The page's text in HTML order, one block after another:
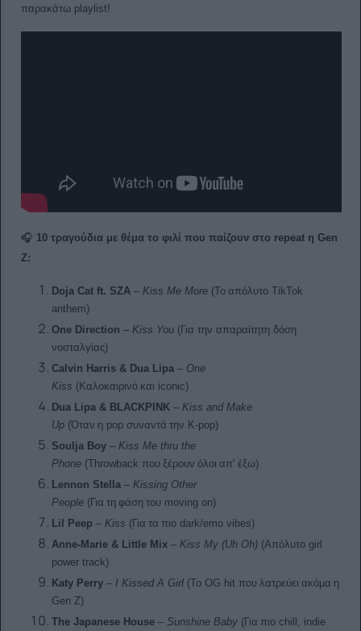
παρακάτω playlist!
🎧 10 τραγούδια με θέμα το φιλί που παίζουν στο repeat η Gen
Z:
Doja Cat ft. SZA– Kiss Me More(Το απόλυτοTikTok
anthem)
One Direction – Kiss You(Για την απαραίτητη δόση
νοσταλγίας)
Calvin Harris & Dua Lipa– One
Kiss (Καλοκαιρινό και iconic)
Dua Lipa & BLACKPINK– Kiss and Make
Up(Όταν η pop συναντά την K-pop)
Soulja Boy– Kiss Me thru the
Phone(Throwback που ξέρουν όλοι απ' έξω)
Lennon Stella– Kissing Other
People(Για τη φάση τουmoving on)
Lil Peep – Kiss (Για τα πιοdark/emo vibes)
Anne-Marie & Little Mix– Kiss My (Uh Oh)(Απόλυτοgirl
power track)
Katy Perry– I Kissed A Girl(ΤοOG hit που λατρεύει ακόμα η
Gen Z)
The Japanese House– Sunshine Baby(Για πιοchill, indie